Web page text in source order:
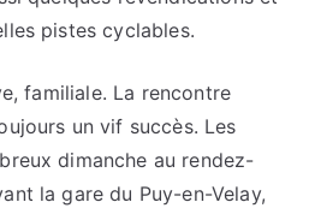
pistes cyclables.
familiale. La rencontre
un vif succès. Les
dimanche au rendez-
la gare du Puy-en-Velay,